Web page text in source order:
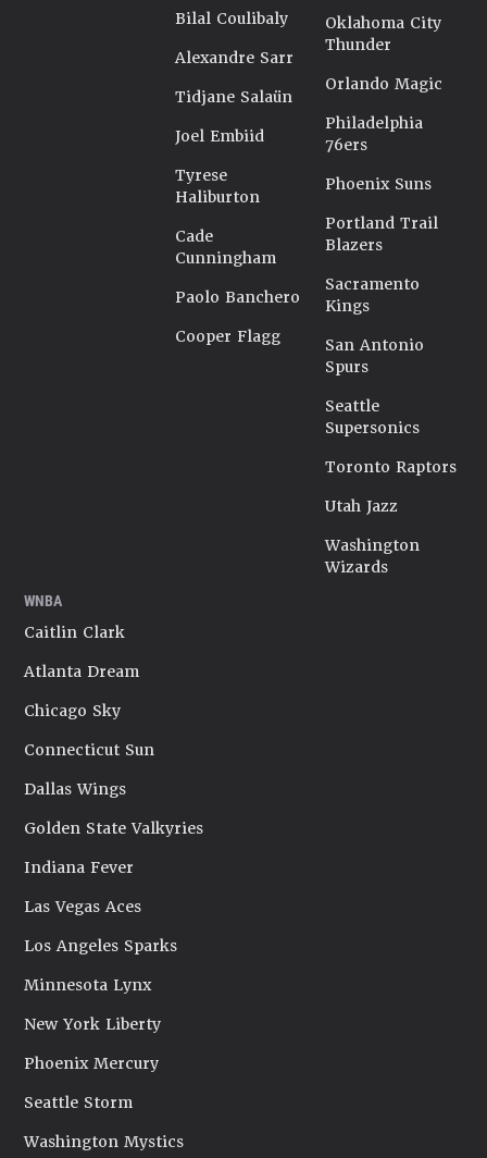
Bilal Coulibaly
Alexandre Sarr
Tidjane Salaün
Joel Embiid
Tyrese
Haliburton
Cade
Cunningham
Paolo Banchero
Cooper Flagg
Oklahoma City
Thunder
Orlando Magic
Philadelphia
76ers
Phoenix Suns
Portland Trail
Blazers
Sacramento
Kings
San Antonio
Spurs
Seattle
Supersonics
Toronto Raptors
Utah Jazz
Washington
Wizards
WNBA
Caitlin Clark
Atlanta Dream
Chicago Sky
Connecticut Sun
Dallas Wings
Golden State Valkyries
Indiana Fever
Las Vegas Aces
Los Angeles Sparks
Minnesota Lynx
New York Liberty
Phoenix Mercury
Seattle Storm
Washington Mystics